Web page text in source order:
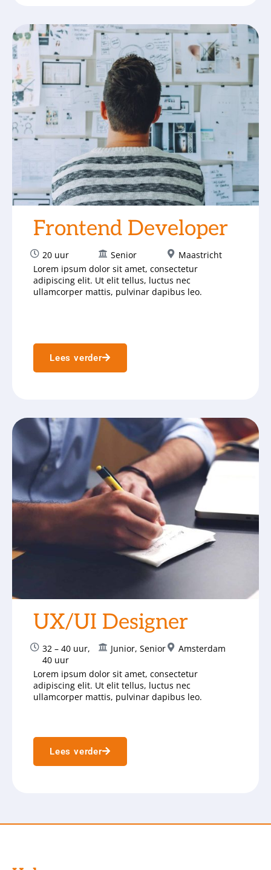
Frontend Developer
20 uur Senior
Maastricht
Lorem ipsum dolor sit amet, consectetur
adipiscing elit. Ut elit tellus, luctus nec
ullamcorper mattis, pulvinar dapibus leo.
Lees verder
UX/UI Designer
32 – 40 uur,
40 uur
Junior, Senior Amsterdam
Lorem ipsum dolor sit amet, consectetur
adipiscing elit. Ut elit tellus, luctus nec
ullamcorper mattis, pulvinar dapibus leo.
Lees verder